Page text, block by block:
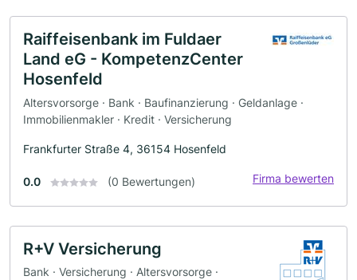
Raiffeisenbank im Fuldaer
Land eG - KompetenzCenter
Hosenfeld
Altersvorsorge · Bank · Baufinanzierung · Geldanlage ·
Immobilienmakler · Kredit · Versicherung
Frankfurter Straße 4, 36154 Hosenfeld
0.0 (0 Bewertungen) Firma bewerten
R+V Versicherung
Bank · Versicherung · Altersvorsorge ·